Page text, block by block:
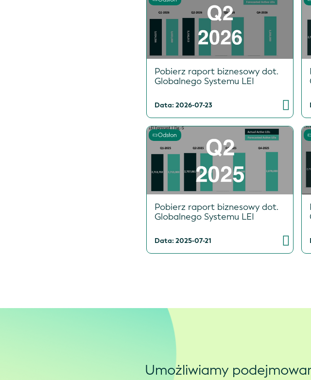
Pobierz raport biznesowy dot.
Globalnego Systemu LEI
Data: 2026-07-23
Odsłon
Pobierz raport biznesowy dot.
Globalnego Systemu LEI
Data: 2025-07-21
Umożliwiamy